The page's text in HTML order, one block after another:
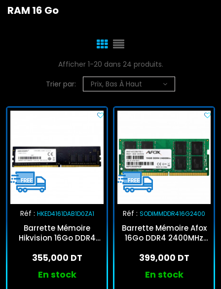
RAM 16 Go
Afficher 1-20 dans 24 produits.
Trier par:
Prix, Bas À Haut
Réf : HKED4161DAB1D0ZA1
Barrette Mémoire
Hikvision 16Go DDR4
355,000 DT
En stock
Réf : SODIMMDDR416G2400
Barrette Mémoire Afox
16Go DDR4 2400MHz
399,000 DT
En stock